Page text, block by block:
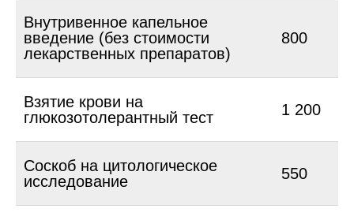
Внутривенное капельное
введение (без стоимости
лекарственных препаратов)
800
Взятие крови на
глюкозотолерантный тест
1 200
Соскоб на цитологическое
исследование
550